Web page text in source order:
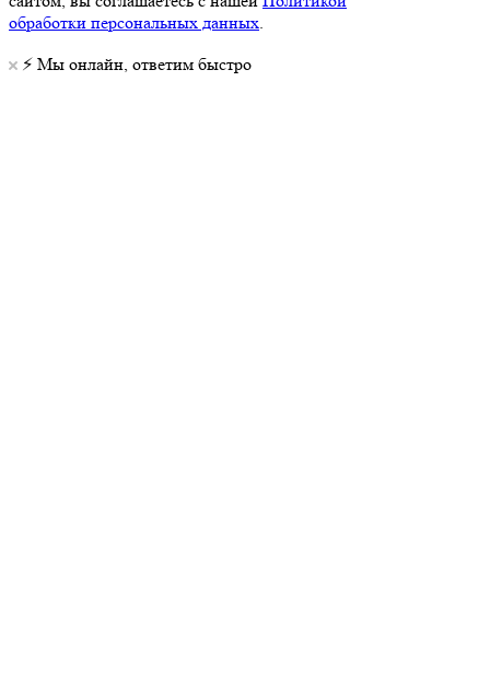
обработки персональных данных.
⚡️ Мы онлайн, ответим быстро